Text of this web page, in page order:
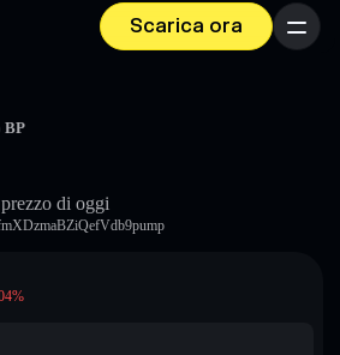
Scarica ora Menu
BP
prezzo di oggi
%